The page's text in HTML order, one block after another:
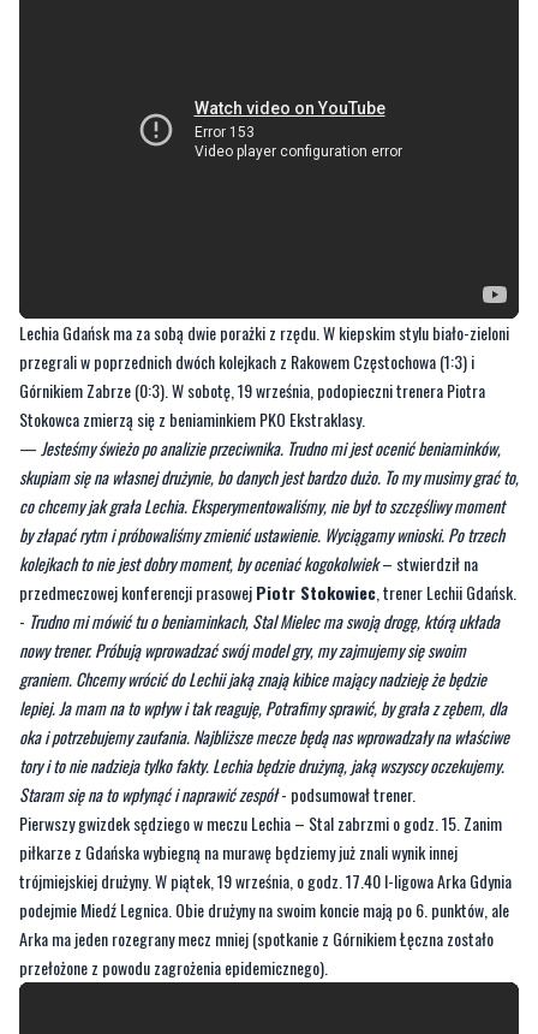
Górnikiem Zabrze (0:3). W sobotę, 19 września, podopieczni trenera Piotra
Stokowca zmierzą się z beniaminkiem PKO Ekstraklasy.
—Jesteśmy świeżo po analizie przeciwnika. Trudno mi jest ocenić beniaminków,
skupiam się na własnej drużynie, bo danych jest bardzo dużo. To my musimy grać to,
co chcemy jak grała Lechia. Eksperymentowaliśmy, nie był to szczęśliwy moment
by złapać rytm i próbowaliśmy zmienić ustawienie. Wyciągamy wnioski. Po trzech
kolejkach to nie jest dobry moment, by oceniać kogokolwiek – stwierdził na
przedmeczowej konferencji prasowejPiotr Stokowiec, trener Lechii Gdańsk.
-Trudno mi mówić tu o beniaminkach, Stal Mielec ma swoją drogę, którą układa
nowy trener. Próbują wprowadzać swój model gry, my zajmujemy się swoim
graniem. Chcemy wrócić do Lechii jaką znają kibice mający nadzieję że będzie
lepiej. Ja mam na to wpływ i tak reaguję, Potrafimy sprawić, by grała z zębem, dla
oka i potrzebujemy zaufania. Najbliższe mecze będą nas wprowadzały na właściwe
tory i to nie nadzieja tylko fakty. Lechia będzie drużyną, jaką wszyscy oczekujemy.
Staram się na to wpłynąć i naprawić zespół- podsumował trener.
Pierwszy gwizdek sędziego w meczu Lechia – Stal zabrzmi o godz. 15. Zanim
piłkarze z Gdańska wybiegną na murawę będziemy już znali wynik innej
trójmiejskiej drużyny. W piątek, 19 września, o godz. 17.40 I-ligowa Arka Gdynia
podejmie Miedź Legnica. Obie drużyny na swoim koncie mają po 6. punktów, ale
Arka ma jeden rozegrany mecz mniej (spotkanie z Górnikiem Łęczna zostało
przełożone z powodu zagrożenia epidemicznego).